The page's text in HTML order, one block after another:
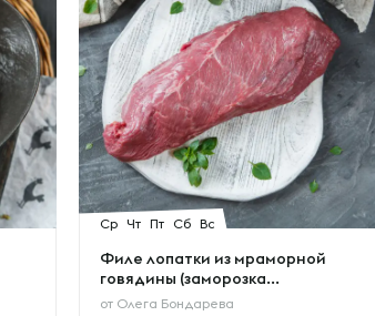
Ср Чт Пт Сб Вс
Филе лопатки из мраморной
говядины (заморозка...
от Олега Бондарева